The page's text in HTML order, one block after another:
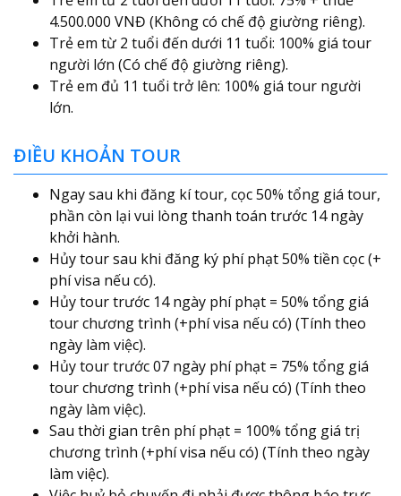
4.500.000 VNĐ (Không có chế độ giường riêng).
Trẻ em từ 2 tuổi đến dưới 11 tuổi: 100% giá tour
người lớn (Có chế độ giường riêng).
Trẻ em đủ 11 tuổi trở lên: 100% giá tour người
lớn.
ĐIỀU KHOẢN TOUR
Ngay sau khi đăng kí tour, cọc 50% tổng giá tour,
phần còn lại vui lòng thanh toán trước 14 ngày
khởi hành.
Hủy tour sau khi đăng ký phí phạt 50% tiền cọc (+
phí visa nếu có).
Hủy tour trước 14 ngày phí phạt = 50% tổng giá
tour chương trình (+phí visa nếu có) (Tính theo
ngày làm việc).
Hủy tour trước 07 ngày phí phạt = 75% tổng giá
tour chương trình (+phí visa nếu có) (Tính theo
ngày làm việc).
Sau thời gian trên phí phạt = 100% tổng giá trị
chương trình (+phí visa nếu có) (Tính theo ngày
làm việc).